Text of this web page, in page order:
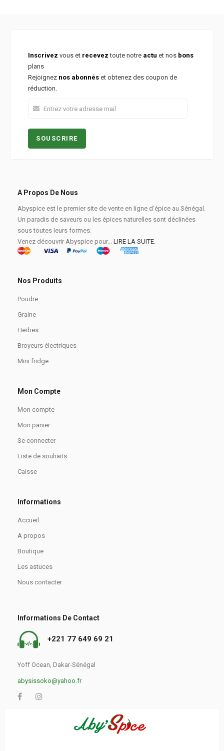
Inscrivez vous et recevez toute notre actu et nos bons
plans
Rejoignez nos abonnés et obtenez des coupon de
réduction.
A Propos De Nous
Abyspice est le premier site de vente en ligne d'épice au Sénégal.
Un paradis de saveurs ou les épices naturelles sont déclinées
sous toutes leurs formes.
Venez découvrir Abyspice pour... LIRE LA SUITE.
Nos Produits
Poudre
Graine
Herbes
Broyeurs électriques
Mini fridge
Mon Compte
Mon compte
Mon panier
Se connecter
Liste de souhaits
Caisse
Informations
Accueil
A propos
Boutique
Les astuces
Nous contacter
Informations De Contact
+221 77 649 69 21
Yoff Ocean, Dakar-Sénégal
abysissoko@yahoo.fr